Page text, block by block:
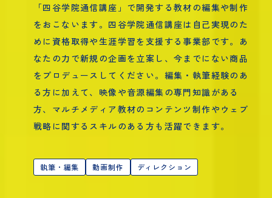
「四谷学院通信講座」で開発する教材の編集や制作
をおこないます。四谷学院通信講座は自己実現のた
めに資格取得や生涯学習を支援する事業部です。あ
なたの力で新規の企画を立案し、今までにない商品
をプロデュースしてください。編集・執筆経験のあ
る方に加えて、映像や音源編集の専門知識がある
方、マルチメディア教材のコンテンツ制作やウェブ
戦略に関するスキルのある方も活躍できます。
執筆・編集 動画制作 ディレクション